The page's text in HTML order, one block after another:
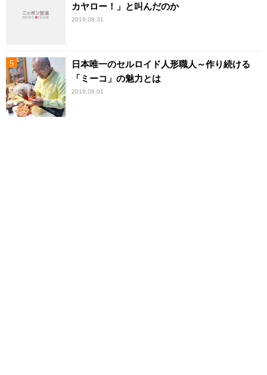
カヤロー！」と叫んだのか
2019.08.31
日本唯一のセルロイド人形職人～作り続ける
「ミーコ」の魅力とは
2019.06.01